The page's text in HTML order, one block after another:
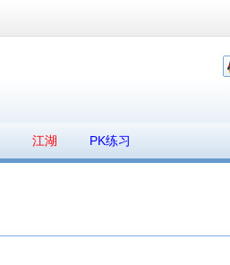
江湖 PK练习